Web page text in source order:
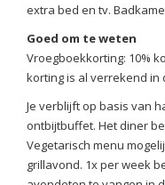
extra bed en tv.
Goed om te weten
Vroegboekkorting: 10%
korting is al verrekend in
Je verblijft op basis van
ontbijtbuffet. Het diner
Vegetarisch menu
grillavond. 1x per week